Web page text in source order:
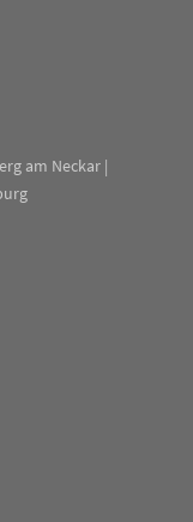
am Neckar |